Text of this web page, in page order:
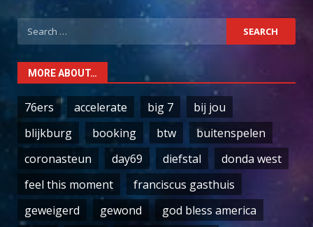
Search
for:
MORE ABOUT…
76ers accelerate big 7
bij jou
blijkburg
booking btw
buitenspelen
coronasteun
day69 diefstal
donda west
feel this moment
franciscus gasthuis
geweigerd
gewond
god bless america